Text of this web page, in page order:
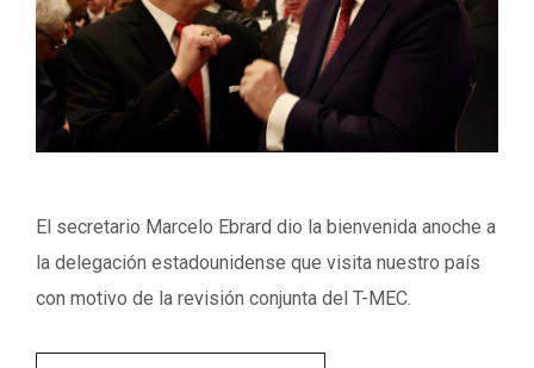
El secretario Marcelo Ebrard dio la bienvenida anoche a
la delegación estadounidense que visita nuestro país
con motivo de la revisión conjunta del T-MEC.